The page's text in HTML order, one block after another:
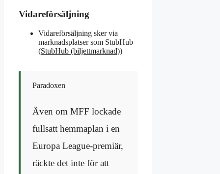
Vidareförsäljning
Vidareförsäljning sker via
marknadsplatser som StubHub
(StubHub (biljettmarknad))
Paradoxen
Även om MFF lockade
fullsatt hemmaplan i en
Europa League-premiär,
räckte det inte för att